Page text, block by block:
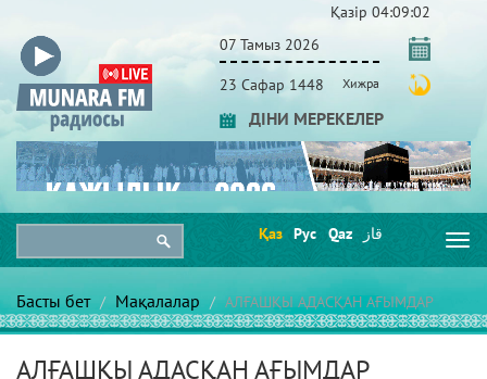
Қазір 04:09:02
07 Тамыз 2026
23 Сафар 1448 Хижра
ДІНИ МЕРЕКЕЛЕР
Қаз Рус Qaz قاز
Басты бет Мақалалар АЛҒАШҚЫ АДАСҚАН АҒЫМДАР
АЛҒАШҚЫ АДАСҚАН АҒЫМДАР